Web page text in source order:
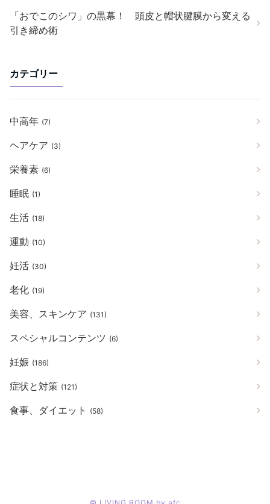
「おでこのシワ」の黒幕！ 頭皮と帽状腱膜から変える
引き締め術
カテゴリー
中高年 (7)
ヘアケア (3)
栄養素 (6)
睡眠 (1)
生活 (18)
運動 (10)
妊活 (30)
老化 (19)
美容、スキンケア (131)
スペシャルコンテンツ (6)
妊娠 (186)
症状と対策 (121)
食事、ダイエット (58)